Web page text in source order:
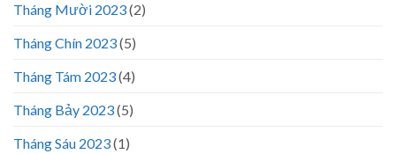
Tháng Mười 2023(2)
Tháng Chín 2023(5)
Tháng Tám 2023(4)
Tháng Bảy 2023(5)
Tháng Sáu 2023(1)